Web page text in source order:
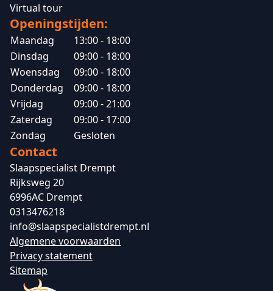
Virtual tour
Openingstijden:
Maandag
13:00 - 18:00
Dinsdag
09:00 - 18:00
Woensdag
09:00 - 18:00
Donderdag
09:00 - 18:00
Vrijdag
09:00 - 21:00
Zaterdag
09:00 - 17:00
Zondag
Gesloten
Contact
Slaapspecialist Drempt
Rijksweg 20
6996AC Drempt
0313476218
info@slaapspecialistdrempt.nl
Algemene voorwaarden
Privacy statement
Sitemap